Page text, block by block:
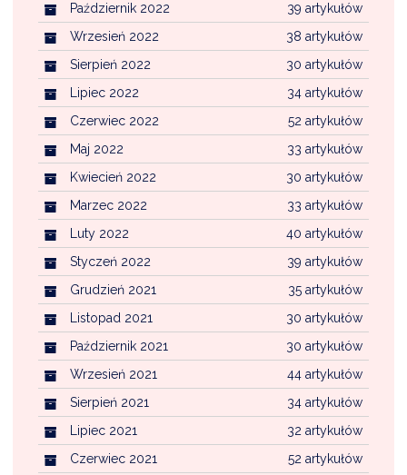
39 artykułów
Październik 2022
38 artykułów
Wrzesień 2022
30 artykułów
Sierpień 2022
34 artykułów
Lipiec 2022
52 artykułów
Czerwiec 2022
33 artykułów
Maj 2022
30 artykułów
Kwiecień 2022
33 artykułów
Marzec 2022
40 artykułów
Luty 2022
39 artykułów
Styczeń 2022
35 artykułów
Grudzień 2021
30 artykułów
Listopad 2021
30 artykułów
Październik 2021
44 artykułów
Wrzesień 2021
34 artykułów
Sierpień 2021
32 artykułów
Lipiec 2021
52 artykułów
Czerwiec 2021